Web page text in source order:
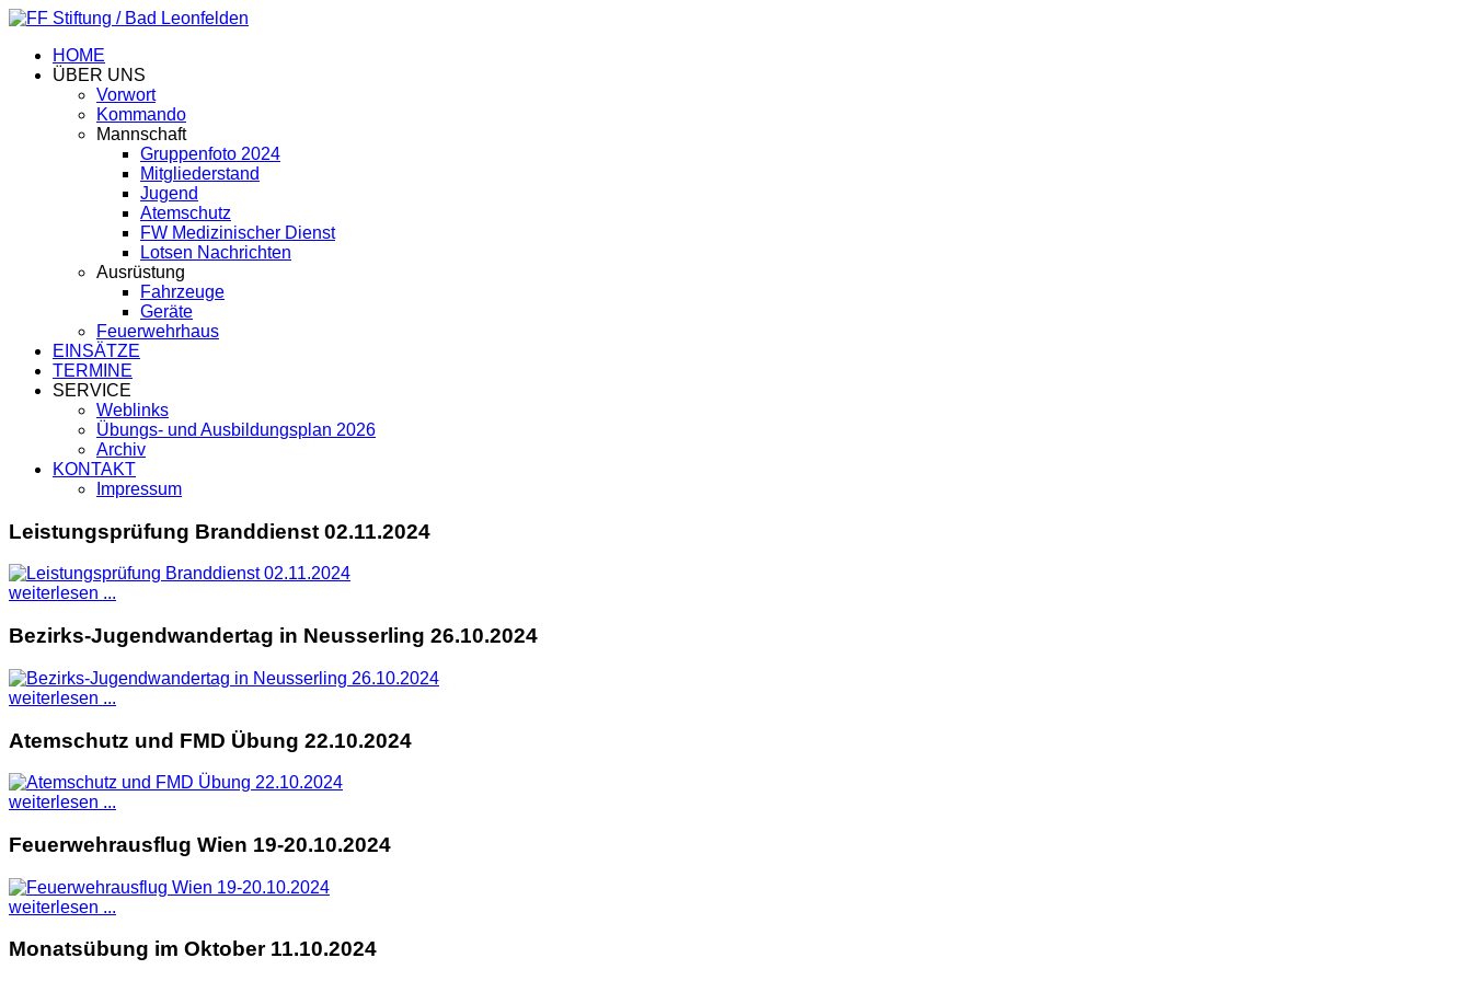
HOME
ÜBER UNS
Vorwort
Kommando
Mannschaft
Gruppenfoto 2024
Mitgliederstand
Jugend
Atemschutz
FW Medizinischer Dienst
Lotsen Nachrichten
Ausrüstung
Fahrzeuge
Geräte
Feuerwehrhaus
EINSÄTZE
TERMINE
SERVICE
Weblinks
Übungs- und Ausbildungsplan 2026
Archiv
KONTAKT
Impressum
Leistungsprüfung Branddienst 02.11.2024
weiterlesen ...
Bezirks-Jugendwandertag in Neusserling 26.10.2024
weiterlesen ...
Atemschutz und FMD Übung 22.10.2024
weiterlesen ...
Feuerwehrausflug Wien 19-20.10.2024
weiterlesen ...
Monatsübung im Oktober 11.10.2024